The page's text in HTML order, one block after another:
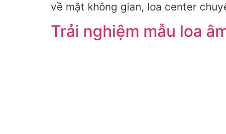
về mặt không gian, loa center
Trải nghiệm mẫu loa